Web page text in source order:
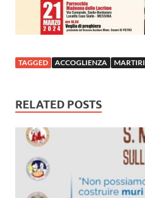
TAGGED ACCOGLIENZA MARTIRI
RELATED POSTS